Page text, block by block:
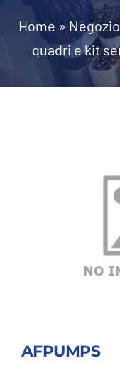
Chi siamo
I nostri servizi
Home »
quadri e kit
AFPUMPS